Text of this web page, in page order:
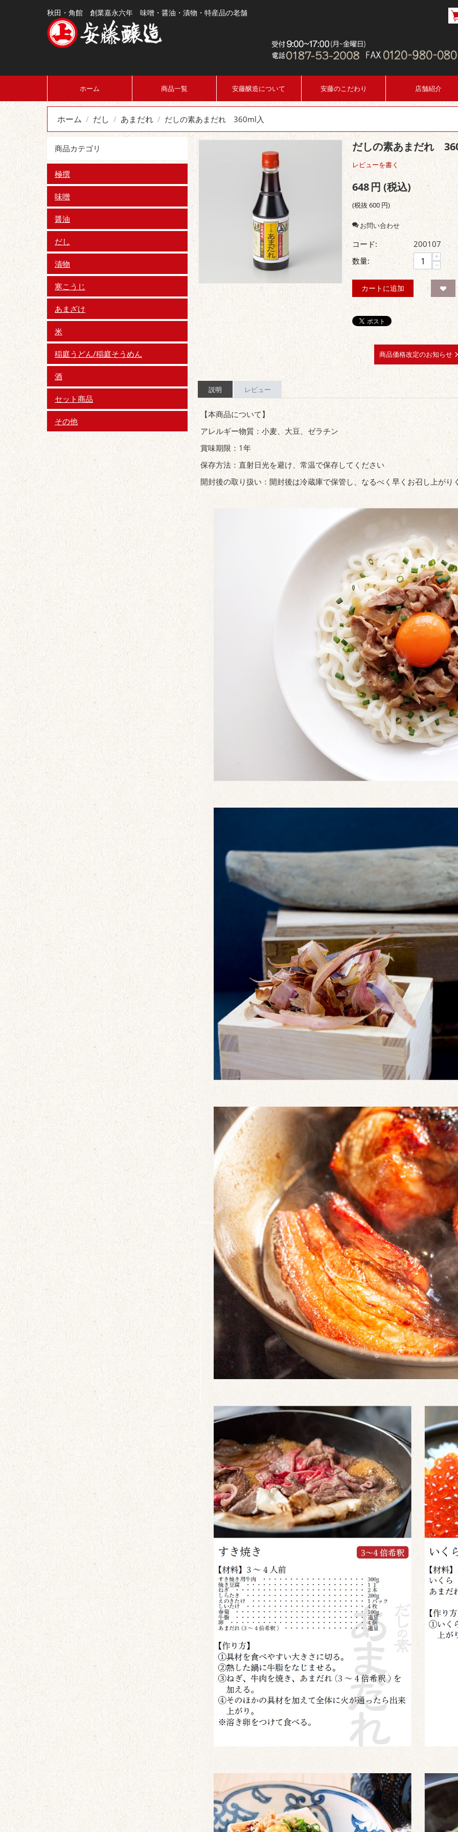
秋田・角館 創業嘉永六年 味噌・醤油・漬物・特産品の老舗
ホーム 商品一覧 安藤醸造について 安藤のこだわり 店舗紹介
ホーム / だし / あまだれ / だしの素あまだれ 360ml入
商品カテゴリ
極撰
味噌
醤油
だし
漬物
寒こうじ
あまざけ
米
稲庭うどん/稲庭そうめん
酒
セット商品
その他
だしの素あまだれ
レビューを書く
648円 (税込)
(税抜 600 円)
お問い合わせ
コード:
200107
数量:
+
−
カートに追加
商品価格改定のお知らせ
説明 レビュー
【本商品について】
アレルギー物質：小麦、大豆、ゼラチン
賞味期限：1年
保存方法：直射日光を避け、常温で保存してください
開封後の取り扱い：開封後は冷蔵庫で保管し、なるべく早くお召し上がり